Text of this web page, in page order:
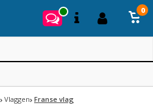
0
Vlaggen Franse vlag